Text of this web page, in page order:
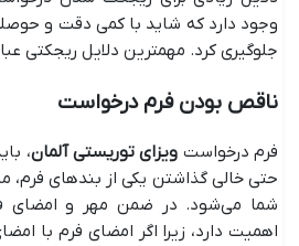
وجود دارد که شاید با کمی دقت و
جلوگیری کرد. مهمترین دلایل ریجکتی
ناقص بودن فرم درخواست
فرم درخواست ویزای توریستی آلمان،
حتی خالی گذاشتن یکی از بندهای
شما می‌شود. در ضمن مهر و امضای
اهمیت دارد، زیرا اگر امضای فرم با